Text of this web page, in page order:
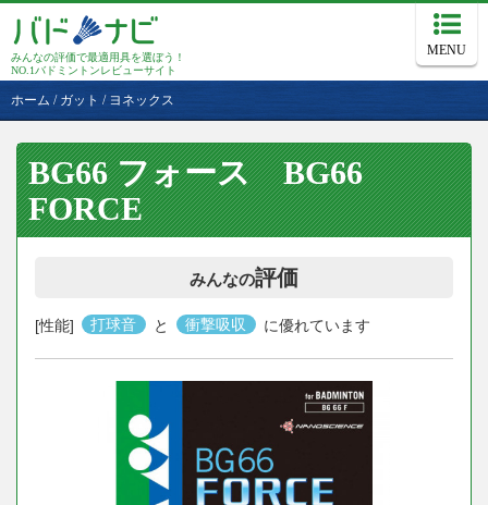
みんなの評価で最適用具を選ぼう！
NO.1バドミントンレビューサイト
MENU
ホーム / ガット / ヨネックス
BG66 フォース BG66
FORCE
みんなの評価
[性能] 打球音 と 衝撃吸収 に優れています